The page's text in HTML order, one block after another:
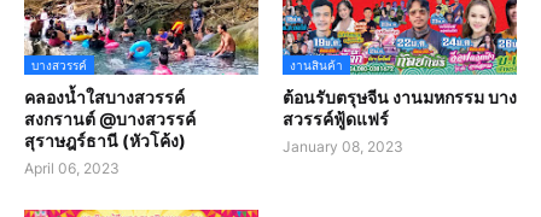
บางสวรรค์
คลองน้ำใสบางสวรรค์
สงกรานต์ @บางสวรรค์
สุราษฎร์ธานี (หัวโค้ง)
April 06, 2023
งานสินค้า
ต้อนรับตรุษจีน งานมหกรรม บาง
สวรรค์ฟู้ดแฟร์
January 08, 2023